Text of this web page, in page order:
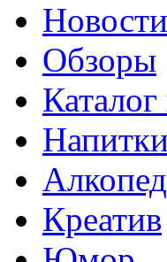
Новости
Обзоры
Напитки
Креатив